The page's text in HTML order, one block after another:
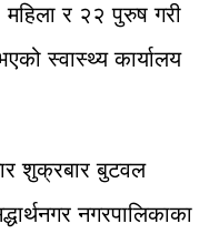
महिला र २२ पुरुष गरी
स्वास्थ्य कार्यालय
शुक्रबार बुटवल
नगरपालिकाका